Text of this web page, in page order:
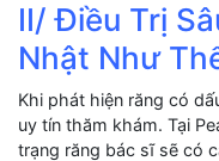
II/ Điều Trị
Nhật Như
Khi phát hiện răng có
uy tín thăm khám. Tại
trạng răng bác sĩ sẽ có